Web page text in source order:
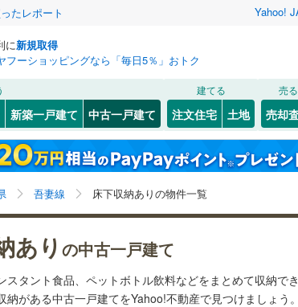
たレポート Yahoo!
に新規取得
フーショッピングなら「毎日5％」おトク
新築一戸建て 中古一戸建て
建てる
注文住宅 土地
売る
売却
吾妻線 床下収納ありの物件一覧
あり の中古一戸建て
タント食品、ペットボトル飲料などをまとめて収納で
がある中古一戸建てをYahoo!不動産で見つけましょう。
岩手 宮城 秋田 山形
神奈川 埼玉 千葉
長野
岐阜 静岡 三重
高崎市(20)
太田市(8)
渋川市 2)
(0) 北群馬郡吉岡町
(0) 甘楽郡下仁田町(0)
上越線(24)
信越本線(8)
34) 東武桐生線
東武日光線(0)
(0) (0) (0) (0) (0)
ベーション
・リフォーム
築古・築30年以上（2）
（1） ビルトインガレージ
インターホン
防犯カメラ（0）
検索条件を保存しました
の検索条件の新着物件通知は、 マイページから設定でき
群馬県、吾妻線、床下収納
検索条件を保存する
マイページ
閉じる お気に入りリストを見る
閉じる
閉じる お気に入りリストを見る
閉じる